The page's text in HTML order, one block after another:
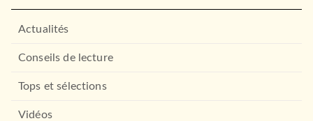
Actualités
Conseils de lecture
Tops et sélections
Vidéos